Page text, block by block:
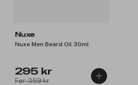
Nuxe
Nuxe Men Beard Oil 30ml
295 kr
Før: 369 kr